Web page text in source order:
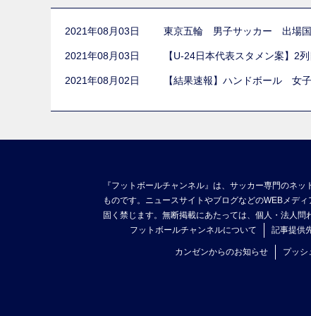
2021年08月03日 東京五輪 男子サッカー 出場国
2021年08月03日 【U-24日本代表スタメン案】2
2021年08月02日 【結果速報】ハンドボール 女
『フットボールチャンネル』は、サッカー専門のネ
ものです。ニュースサイトやブログなどのWEBメデ
固く禁じます。無断掲載にあたっては、個人・法人問
フットボールチャンネルについて
記事提供
カンゼンからのお知らせ プッシ